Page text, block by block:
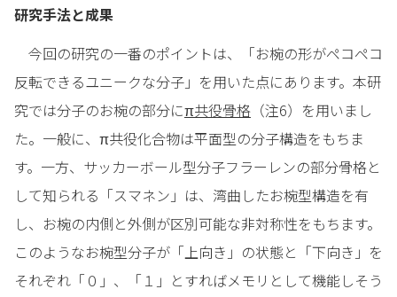
研究手法と成果
今回の研究の一番のポイントは、「お椀の形がペコペコ
反転できるユニークな分子」を用いた点にあります。本研
究では分子のお椀の部分にπ共役骨格 （注6）を用いまし
た。一般に、π共役化合物は平面型の分子構造をもちま
す。一方、サッカーボール型分子フラーレンの部分骨格と
して知られる「スマネン」は、湾曲したお椀型構造を有
し、お椀の内側と外側が区別可能な非対称性をもちます。
このようなお椀型分子が「上向き」の状態と「下向き」を
それぞれ「０」、「１」とすればメモリとして機能しそう